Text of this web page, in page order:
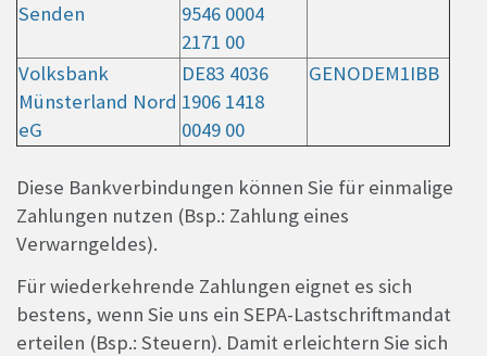
Senden
9546 0004
2171 00
Volksbank
Münsterland Nord
eG
DE83 4036
1906 1418
0049 00
GENODEM1IBB
Diese Bankverbindungen können Sie für einmalige
Zahlungen nutzen (Bsp.: Zahlung eines
Verwarngeldes).
Für wiederkehrende Zahlungen eignet es sich
bestens, wenn Sie uns ein SEPA-Lastschriftmandat
erteilen (Bsp.: Steuern). Damit erleichtern Sie sich